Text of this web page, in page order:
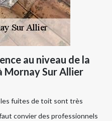
au niveau de la
Mornay Sur Allier
fuites de toit sont très
convier des professionnels